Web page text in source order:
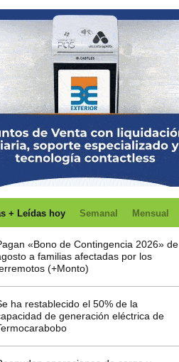
+ Leídas hoy Semanal Mensual
«Bono de Contingencia 2026» de
a familias afectadas por los
(+Monto)
ha restablecido el 50% de la
de generación eléctrica de